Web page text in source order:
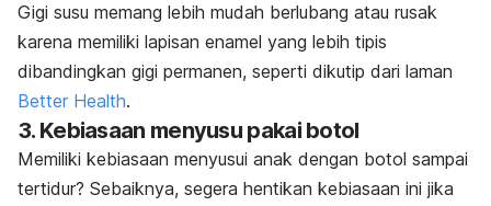
Gigi susu memang lebih mudah berlubang atau rusak
karena memiliki lapisan enamel yang lebih tipis
dibandingkan gigi permanen, seperti dikutip dari laman
Better Health.
3. Kebiasaan menyusu pakai botol
Memiliki kebiasaan menyusui anak dengan botol sampai
tertidur? Sebaiknya, segera hentikan kebiasaan ini jika